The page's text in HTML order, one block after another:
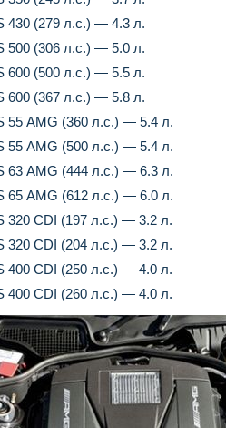
430 (279 л.с.) — 4.3 л.
500 (306 л.с.) — 5.0 л.
600 (500 л.с.) — 5.5 л.
600 (367 л.с.) — 5.8 л.
55 AMG (360 л.с.) — 5.4 л.
55 AMG (500 л.с.) — 5.4 л.
63 AMG (444 л.с.) — 6.3 л.
65 AMG (612 л.с.) — 6.0 л.
320 CDI (197 л.с.) — 3.2 л.
320 CDI (204 л.с.) — 3.2 л.
400 CDI (250 л.с.) — 4.0 л.
400 CDI (260 л.с.) — 4.0 л.